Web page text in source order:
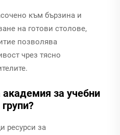
към бързина и
на готови столове,
позволява
чрез тясно
за учебни
ресурси за